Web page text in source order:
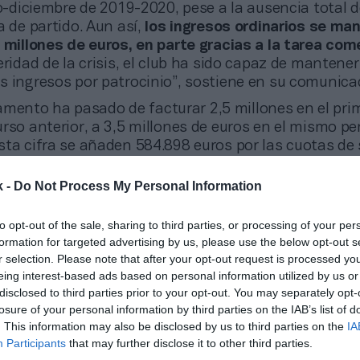
- Do Not Process My Personal Information
opt-out of the sale, sharing to third parties, or processing of your
for targeted advertising by us, please use the below opt-out
selection. Please note that after your opt-out request is processed
interest-based ads based on personal information utilized by us
to third parties prior to your opt-out. You may separately
of your personal information by third parties on the IAB’s list of
This information may also be disclosed by us to third parties on the
Participants that may further disclose it to other third parties.
diciembre de 2019-2020, pese a la ausencia total
de partido. Aun así,
los ingresos ordinarios se
millones de euros, en parte gracias a la tarea
de la crisis, el club ha sido capaz de
ingresos por patrocinio”, sostiene en su
ha pasado de facturar 2,5 millones en el
anterior, a 3,5 millones de euros en el mismo
cifra se añaden 584.898 euros por las cuotas de
los derechos de televisión. Y la facturación sería
de ajustar un 5% los derechos con las
euros correspondientes a 2019-2020.
gasto salarial, el club ha mantenido estable esta
de euros en los primeros seis meses del
que el extra de ingresos que se ha asegurado con el
que en total supondrán más de cuatro
Perea al CD Leganés (3 millones) y el porcentaje